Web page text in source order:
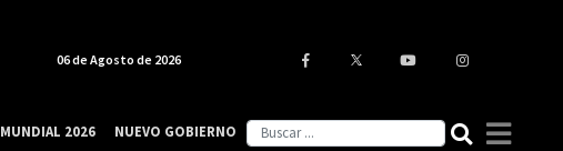
06 de Agosto de 2026
MUNDIAL 2026 NUEVO GOBIERNO